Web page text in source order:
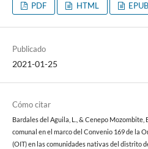
PDF HTML EPUB
Publicado
2021-01-25
Cómo citar
Bardales del Aguila, L., & Cenepo Mozombite,
comunal en el marco del Convenio 169 de la
(OIT) en las comunidades nativas del distrito